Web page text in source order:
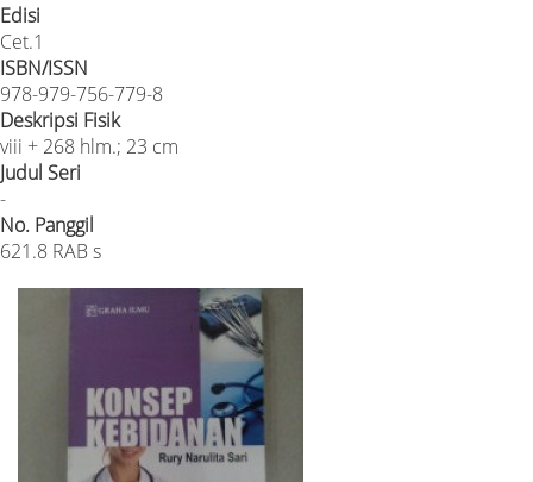
Edisi
Cet.1
ISBN/ISSN
978-979-756-779-8
Deskripsi Fisik
viii + 268 hlm.; 23 cm
Judul Seri
-
No. Panggil
621.8 RAB s